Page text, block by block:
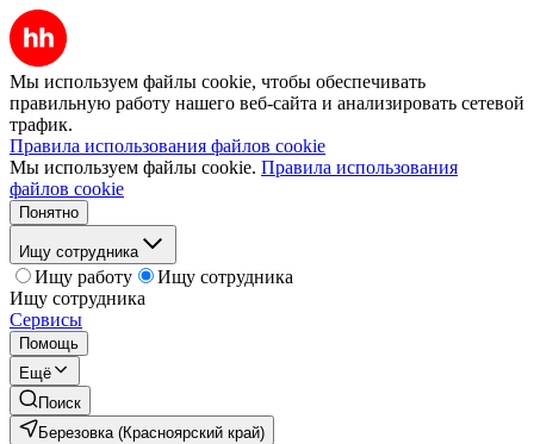
Мы используем файлы cookie, чтобы обеспечивать
правильную работу нашего веб-сайта и анализировать сетевой
трафик.
Правила использования файлов cookie
Мы используем файлы cookie. Правила использования
файлов cookie
Понятно
Ищу сотрудника
Ищу работу
Ищу сотрудника
Ищу сотрудника
Сервисы
Помощь
Ещё
Поиск
Березовка (Красноярский край)